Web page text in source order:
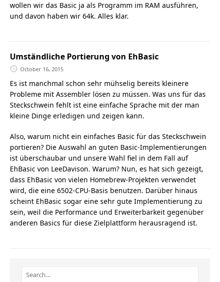
wollen wir das Basic ja als Programm im RAM ausführen,
und davon haben wir 64k. Alles klar.
Umständliche Portierung von EhBasic
October 16, 2015
Es ist manchmal schon sehr mühselig bereits kleinere
Probleme mit Assembler lösen zu müssen. Was uns für das
Steckschwein fehlt ist eine einfache Sprache mit der man
kleine Dinge erledigen und zeigen kann.
Also, warum nicht ein einfaches Basic für das Steckschwein
portieren? Die Auswahl an guten Basic-Implementierungen
ist überschaubar und unsere Wahl fiel in dem Fall auf
EhBasic von LeeDavison. Warum? Nun, es hat sich gezeigt,
dass EhBasic von vielen Homebrew-Projekten verwendet
wird, die eine 6502-CPU-Basis benutzen. Darüber hinaus
scheint EhBasic sogar eine sehr gute Implementierung zu
sein, weil die Performance und Erweiterbarkeit gegenüber
anderen Basics für diese Zielplattform herausragend ist.